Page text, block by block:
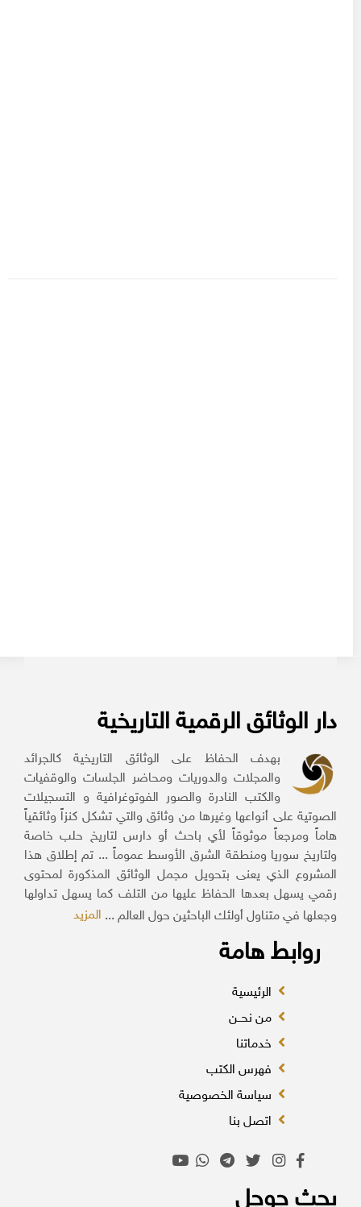
دار الوثائق الرقمية التاريخية
بهدف الحفاظ على الوثائق التاريخية كالجرائد
والمجلات والدوريات ومحاضر الجلسات والوقفيات
والكتب النادرة والصور الفوتوغرافية و التسجيلات
الصوتية على أنواعها وغيرها من وثائق والتي تشكل كنزاً وثائقياً
هاماً ومرجعاً موثوقاً لأي باحث أو دارس لتاريخ حلب خاصة
ولتاريخ سوريا ومنطقة الشرق الأوسط عموماً ... تم إطلاق هذا
المشروع الذي يعنى بتحويل مجمل الوثائق المذكورة لمحتوى
رقمي يسهل بعدها الحفاظ عليها من التلف كما يسهل تداولها
وجعلها في متناول أولئك الباحثين حول العالم ...المزيد
روابط هامة
الرئيسية
من نحــن
خدماتنا
فهرس الكتب
سياسة الخصوصية
اتصل بنا
بحث جوجل